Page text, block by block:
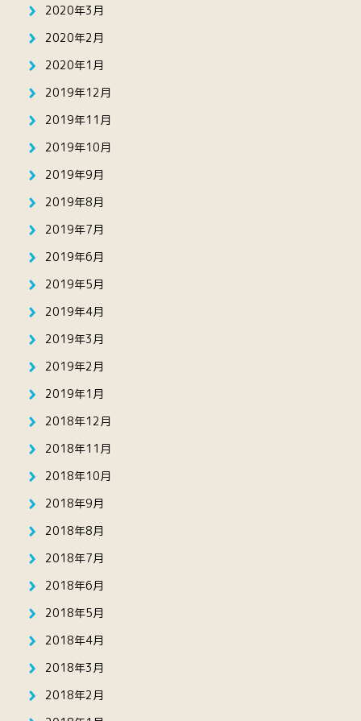
2020年3月
2020年2月
2020年1月
2019年12月
2019年11月
2019年10月
2019年9月
2019年8月
2019年7月
2019年6月
2019年5月
2019年4月
2019年3月
2019年2月
2019年1月
2018年12月
2018年11月
2018年10月
2018年9月
2018年8月
2018年7月
2018年6月
2018年5月
2018年4月
2018年3月
2018年2月